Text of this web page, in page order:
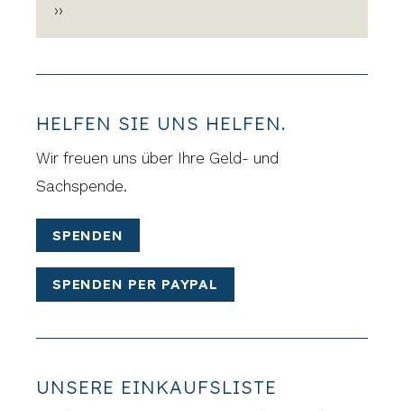
››
HELFEN SIE UNS HELFEN.
Wir freuen uns über Ihre Geld- und
Sachspende.
SPENDEN
SPENDEN PER PAYPAL
UNSERE EINKAUFSLISTE